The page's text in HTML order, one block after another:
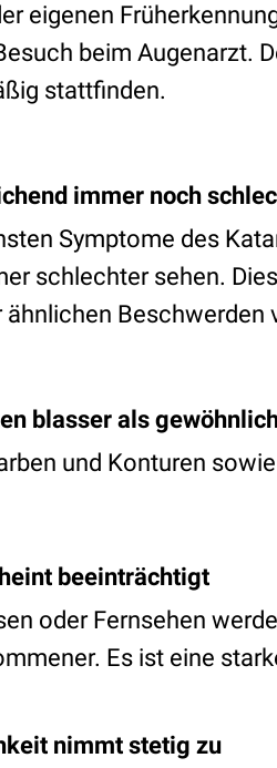
eigenen
beim Augenarzt.
stattfinden.
immer noch
Symptome des
schlechter sehen.
Beschwerden
blasser als
und Konturen
beeinträchtigt
oder Fernsehen
Es ist eine
nimmt stetig zu